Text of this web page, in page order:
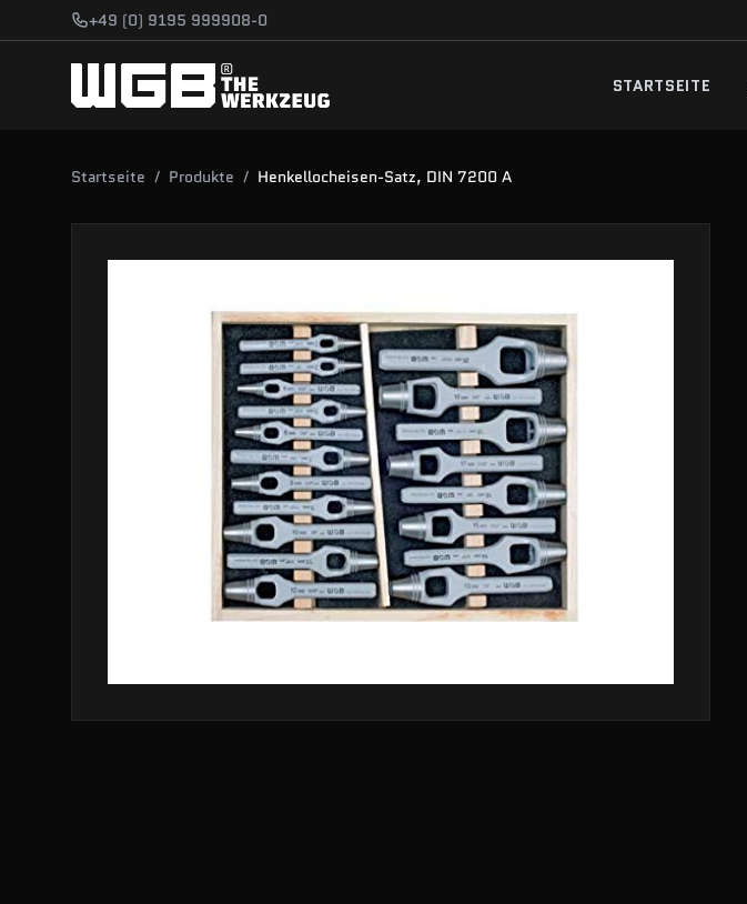
Zum Hauptinhalt springen
+49 (0) 9195 999908-0
STARTSEITE
Startseite / Produkte / Henkellocheisen-Satz, DIN 7200 A